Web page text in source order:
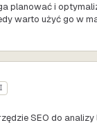
planować i
warto użyć go w
SEO do